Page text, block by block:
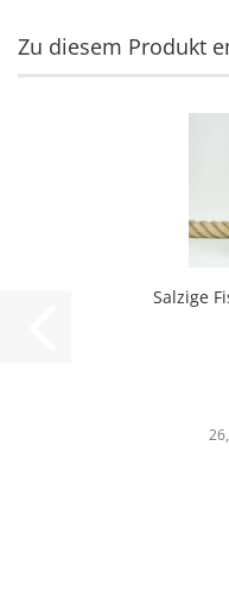
Zu diesem Produkt
Salzige